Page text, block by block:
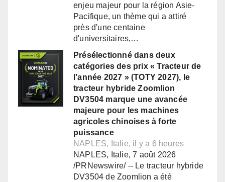
enjeu majeur pour la région Asie-
Pacifique, un thème qui a attiré
près d'une centaine
d'universitaires,…
Présélectionné dans deux
catégories des prix « Tracteur de
l'année 2027 » (TOTY 2027), le
tracteur hybride Zoomlion
DV3504 marque une avancée
majeure pour les machines
agricoles chinoises à forte
puissance
NAPLES, Italie, il y a 6 heures
NAPLES, Italie, 7 août 2026
/PRNewswire/ -- Le tracteur hybride
DV3504 de Zoomlion a été